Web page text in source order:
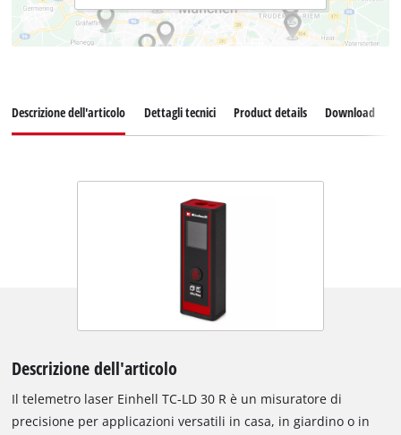
Descrizione dell'articolo Dettagli tecnici Product details Download
Descrizione dell'articolo
Il telemetro laser Einhell TC-LD 30 R è un misuratore di
precisione per applicazioni versatili in casa, in giardino o in